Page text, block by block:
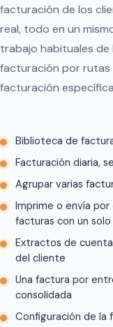
facturación de los
real, todo en un
trabajo habituales de
facturación por rutas
facturación
Biblioteca de
Facturación diaria,
Agrupar varias
Imprime o envía
facturas con un
Extractos de
del cliente
Una factura por
consolidada
Configuración de la